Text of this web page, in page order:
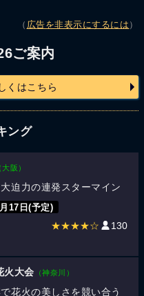
（ 広告を非表示にするには ）
ご案内
くはこちら
ング
大阪）
迫力の連発スターマイン
17日(予定)
★★★★☆ 130
火大会 （神奈川）
花火の美しさを競い合う